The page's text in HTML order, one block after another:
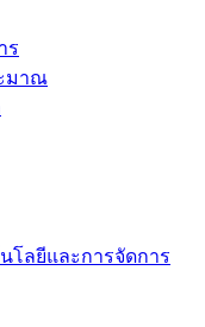
ร
มาณ
โลยีและการจัดการ